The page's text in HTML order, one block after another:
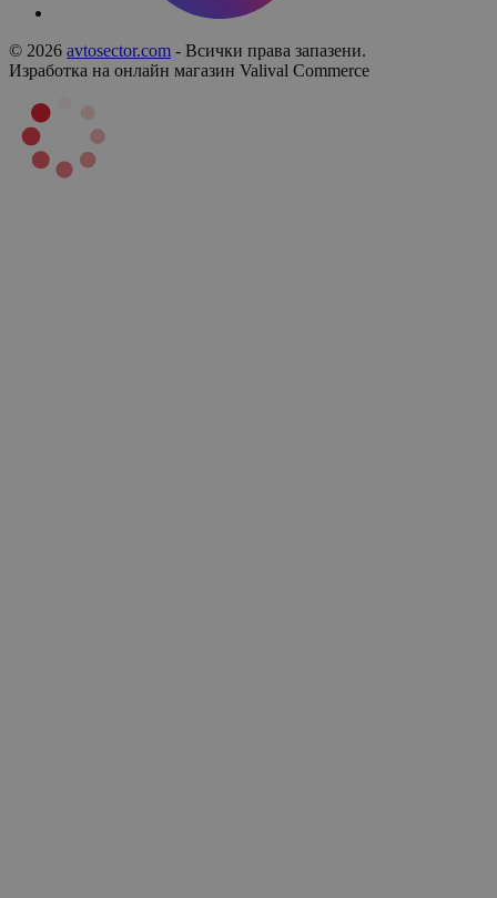
© 2026 avtosector.com - Всички права запазени.
Изработка на онлайн магазин Valival Commerce